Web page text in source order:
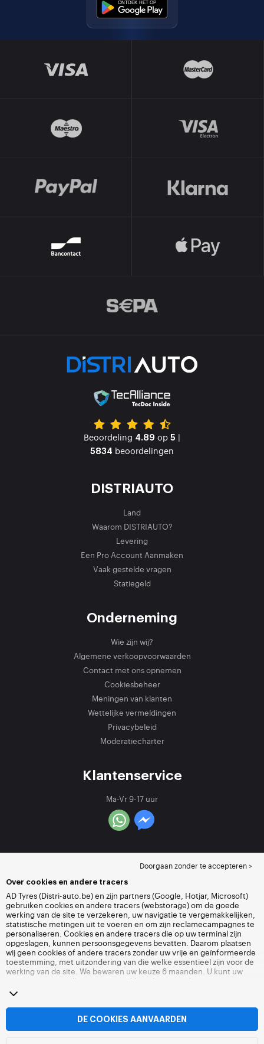
Beoordeling 4.89 op 5 |
5834 beoordelingen
DISTRIAUTO
Land
Waarom DISTRIAUTO?
Levering
Een Pro Account Aanmaken
Vaak gestelde vragen
Statiegeld
Onderneming
Wie zijn wij?
Algemene verkoopvoorwaarden
Contact met ons opnemen
Cookiesbeheer
Meningen van klanten
Wettelijke vermeldingen
Privacybeleid
Moderatiecharter
Klantenservice
Ma-Vr 9-17 uur
Doorgaan zonder te accepteren >
Over cookies en andere tracers
AD Tyres (Distri-auto.be) en zijn partners (Google, Hotjar, Microsoft)
gebruiken cookies en andere tracers (webstorage) om de goede
werking van de site te verzekeren, uw navigatie te vergemakkelijken,
statistische metingen uit te voeren en om zijn reclamecampagnes te
personaliseren. Cookies en andere tracers die op uw terminal zijn
opgeslagen, kunnen persoonsgegevens bevatten. Daarom plaatsen
wij geen cookies of andere tracers zonder uw vrije en geïnformeerde
toestemming, met uitzondering van die welke essentieel zijn voor de
werking van de site. We bewaren uw keuze 6 maanden. U kunt uw
toestemming op elk moment intrekken door naar de pagina over
cookies en andere tracers
surfen zonder het deponeren van cookies of andere tracers te
aanvaarden. Weigering verhindert de toegang tot diensten niet Distri-
auto.be. Voor meer informatie,bezoek de cookies en andere tracers
pagina.
DE COOKIES AANVAARDEN